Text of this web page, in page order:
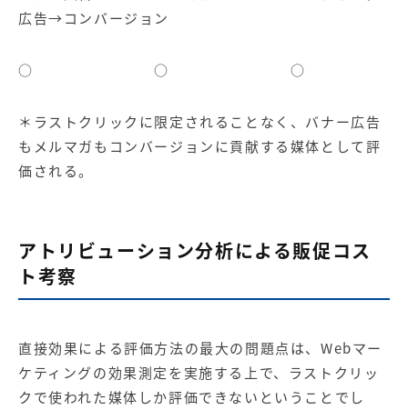
広告→コンバージョン
○ ○ ○
＊ラストクリックに限定されることなく、バナー広告
もメルマガもコンバージョンに貢献する媒体として評
価される。
アトリビューション分析による販促コス
ト考察
直接効果による評価方法の最大の問題点は、Webマー
ケティングの効果測定を実施する上で、ラストクリッ
クで使われた媒体しか評価できないということでし